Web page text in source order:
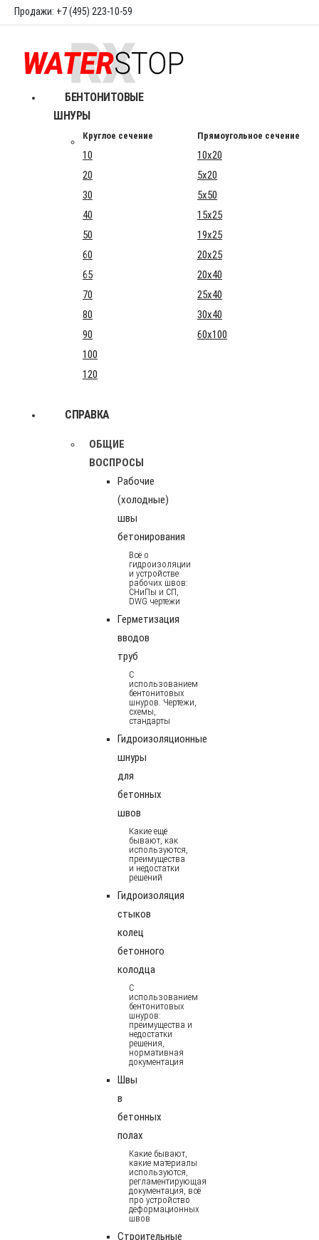
Продажи: +7 (495) 223-10-59
БЕНТОНИТОВЫЕ
ШНУРЫ
Круглое сечение Прямоугольное сечение
10
10x20
20
5x20
30
5x50
40
15x25
50
19x25
60
20x25
65
20x40
70
25x40
80
30x40
90
60x100
100
120
СПРАВКА
ОБЩИЕ
ВОСПРОСЫ
Рабочие
(холодные)
швы
бетонирования
Всё о
гидроизоляции
и устройстве
рабочих швов:
СНиПы и СП,
DWG чертежи
Герметизация
вводов
труб
С
использованием
бентонитовых
шнуров. Чертежи,
схемы,
стандарты
Гидроизоляционные
шнуры
для
бетонных
швов
Какие ещё
бывают, как
используются,
преимущества
и недостатки
решений
Гидроизоляция
стыков
колец
бетонного
колодца
С
использованием
бентонитовых
шнуров:
преимущества и
недостатки
решения,
нормативная
документация
Швы
в
бетонных
полах
Какие бывают,
какие материалы
используются,
регламентирующая
документация, всё
про устройство
деформационных
швов
Строительные